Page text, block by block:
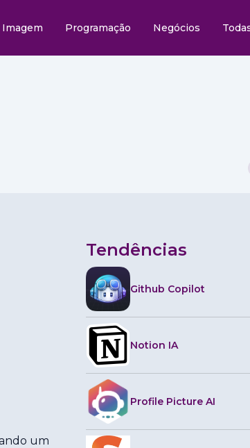
Imagem Programação Negócios
um
Tendências
Github Copilot
Notion IA
Profile Picture AI